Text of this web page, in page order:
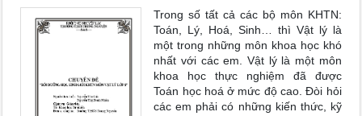
Trong số tất cả các bộ môn KHTN:
Toán, Lý, Hoá, Sinh… thì Vật lý là
một trong những môn khoa học khó
nhất với các em. Vật lý là một môn
khoa học thực nghiệm đã được
Toán học hoá ở mức độ cao. Đòi hỏi
các em phải có những kiến thức, kỹ